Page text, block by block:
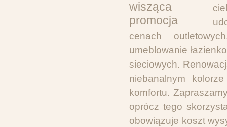
cenach
umeblowanie
sieciowych.
niebanalnym
komfortu.
oprócz tego
obowiązuje koszt